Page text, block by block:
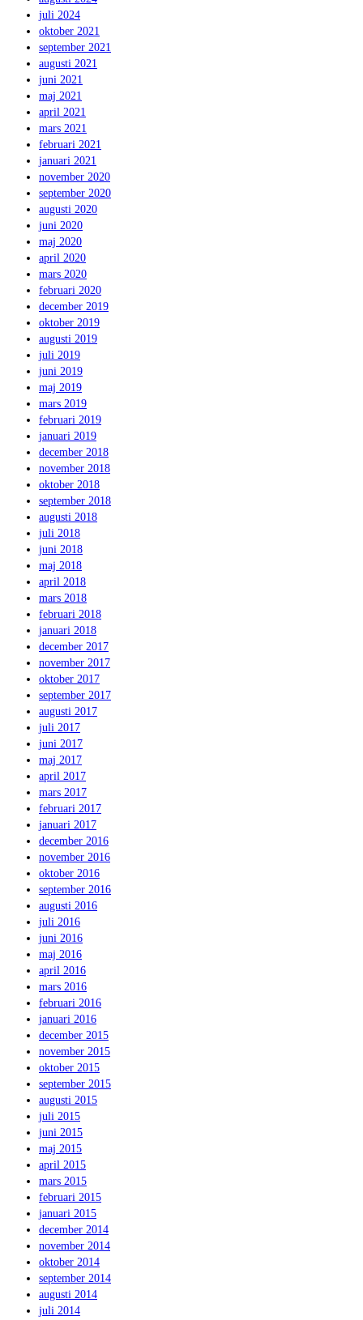
juli 2024
oktober 2021
september 2021
augusti 2021
juni 2021
maj 2021
april 2021
mars 2021
februari 2021
januari 2021
november 2020
september 2020
augusti 2020
juni 2020
maj 2020
april 2020
mars 2020
februari 2020
december 2019
oktober 2019
augusti 2019
juli 2019
juni 2019
maj 2019
mars 2019
februari 2019
januari 2019
december 2018
november 2018
oktober 2018
september 2018
augusti 2018
juli 2018
juni 2018
maj 2018
april 2018
mars 2018
februari 2018
januari 2018
december 2017
november 2017
oktober 2017
september 2017
augusti 2017
juli 2017
juni 2017
maj 2017
april 2017
mars 2017
februari 2017
januari 2017
december 2016
november 2016
oktober 2016
september 2016
augusti 2016
juli 2016
juni 2016
maj 2016
april 2016
mars 2016
februari 2016
januari 2016
december 2015
november 2015
oktober 2015
september 2015
augusti 2015
juli 2015
juni 2015
maj 2015
april 2015
mars 2015
februari 2015
januari 2015
december 2014
november 2014
oktober 2014
september 2014
augusti 2014
juli 2014